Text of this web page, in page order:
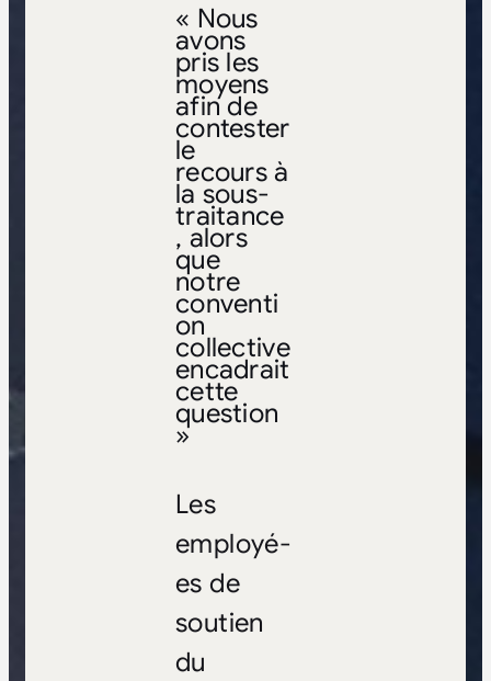
« Nous
avons
pris les
moyens
afin de
contester
le
recours à
la sous-
traitance
, alors
que
notre
conventi
on
collective
encadrait
cette
question
»
Les
employé-
es de
soutien
du